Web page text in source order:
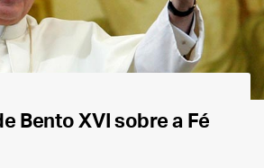
Bento XVI sobre a Fé